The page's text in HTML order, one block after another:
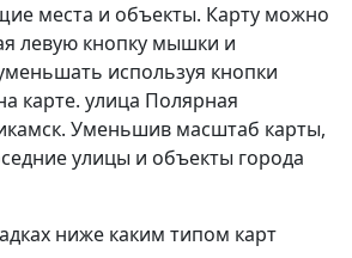
места и объекты. Карту можно
левую кнопку мышки и
используя кнопки
карте. улица Полярная
Уменьшив масштаб карты,
улицы и объекты города
ниже каким типом карт